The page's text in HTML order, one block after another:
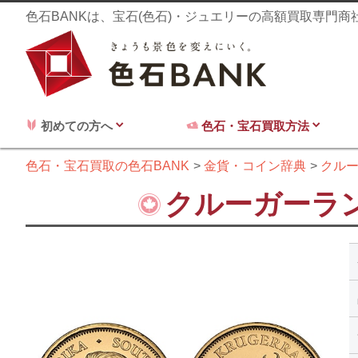
色石BANKは、宝石(色石)・ジュエリーの高額買取専門
初めての方へ 色石・宝石買取方法
色石・宝石買取の色石BANK 金貨・コイン辞典 クル
クルーガーラ